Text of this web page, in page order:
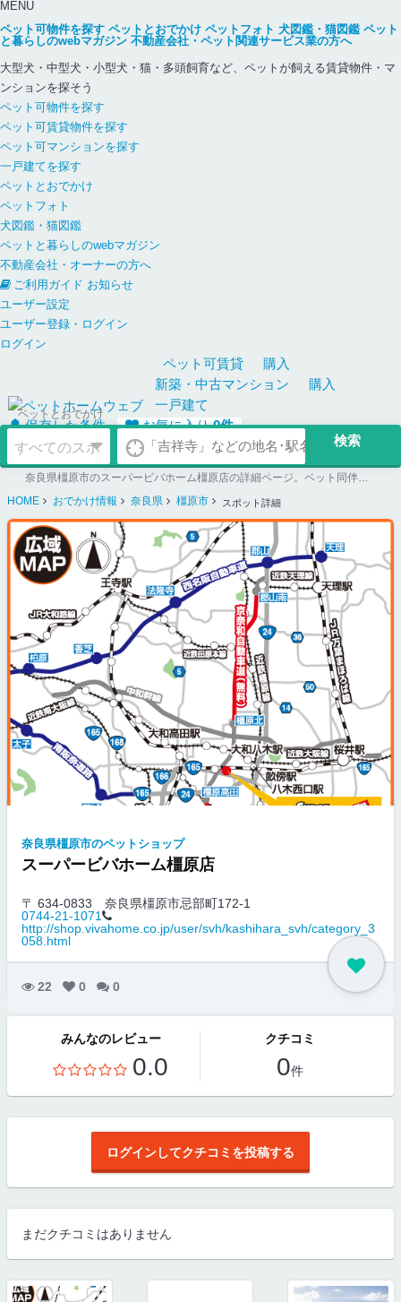
MENU
ペット可物件を探す ペットとおでかけ ペットフォト 犬図鑑・猫図鑑 ペット
と暮らしのwebマガジン 不動産会社・ペット関連サービス業の方へ
大型犬・中型犬・小型犬・猫・多頭飼育など、ペットが飼える賃貸物件・マ
ンションを探そう
ペット可物件を探す
ペット可賃貸物件を探す
ペット可マンションを探す
一戸建てを探す
ペットとおでかけ
ペットフォト
犬図鑑・猫図鑑
ペットと暮らしのwebマガジン
不動産会社・オーナーの方へ
ご利用ガイド お知らせ
ユーザー設定
ユーザー登録・ログイン
ログイン
ペット可賃貸
購入
新築・中古マンション
購入
一戸建て
保存した条件
お気に入り0件
ペットとおでかけ
奈良県橿原市のスーパービバホーム橿原店の詳細ページ。ペット同伴可のお店探しならペットホームウェブ。ペット可賃貸のお部屋探し、ペット可マンション購入のご検討時にもご利用ください。
HOME
おでかけ情報 奈良県 橿原市 スポット詳細
奈良県橿原市のペットショップ
スーパービバホーム橿原店
〒 634-0833
奈良県橿原市忌部町172-1
0744-21-1071
http://shop.vivahome.co.jp/user/svh/kashihara_svh/category_3
058.html
22 0 0
みんなのレビュー
0.0
クチコミ
0件
ログインしてクチコミを投稿する
まだクチコミはありません